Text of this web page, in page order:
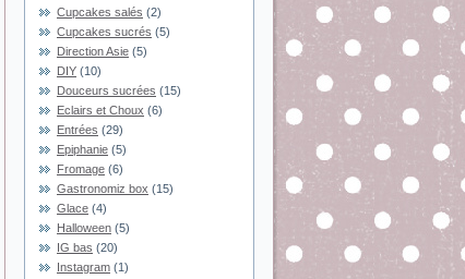
Cupcakes salés (2)
Cupcakes sucrés (5)
Direction Asie (5)
DIY (10)
Douceurs sucrées (15)
Eclairs et Choux (6)
Entrées (29)
Epiphanie (5)
Fromage (6)
Gastronomiz box (15)
Glace (4)
Halloween (5)
IG bas (20)
Instagram (1)